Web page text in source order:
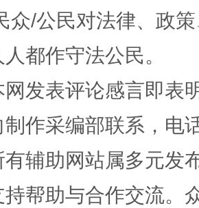
建安的艺术幻境
力责任有效落实 一纸欠
众/公民对法律、政
都作守法公民。
发表评论感言即表
作采编部联系，电
辅助网站属多元发
帮助与合作交流。